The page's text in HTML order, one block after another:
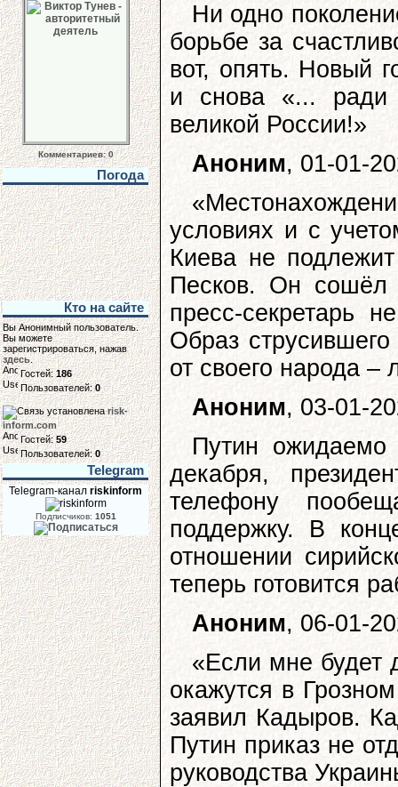
Комментариев: 0
Погода
Кто на сайте
Вы Анонимный пользователь.
Вы можете
зарегистрироваться, нажав
здесь.
Гостей:186
Пользователей:0
risk-
inform.com
Гостей:59
Пользователей:0
Telegram
Telegram-канал riskinform
Подписчиков: 1051
Ни одно
борьбе за
вот, опять. Новый
и снова «...
великой России!»
Аноним, 01-01-
условиях и с
Киева не
Песков. Он сошёл
пресс-секретарь
Образ
от своего народа –
Аноним, 03-01-
Путин
декабря,
телефону
поддержку. В
отношении
теперь готовится
Аноним, 06-01-
«Если мне будет
окажутся в
заявил Кадыров.
Путин приказ не
руководства